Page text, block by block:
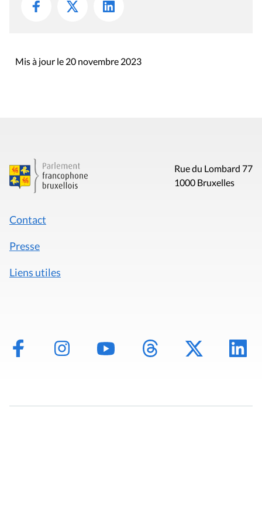
Mis à jour le 20 novembre 2023
Rue du Lombard 77
1000 Bruxelles
Contact
Presse
Liens utiles